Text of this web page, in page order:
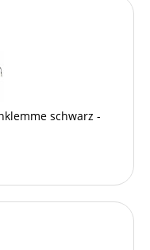
schwarz -